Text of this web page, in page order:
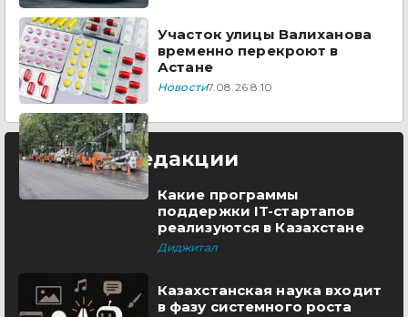
Участок улицы Валиханова
временно перекроют в
Астане
Новости7.08.26 8:10
Выбор редакции
Какие программы
поддержки IT-стартапов
реализуются в Казахстане
Диджитал
Казахстанская наука входит
в фазу системного роста